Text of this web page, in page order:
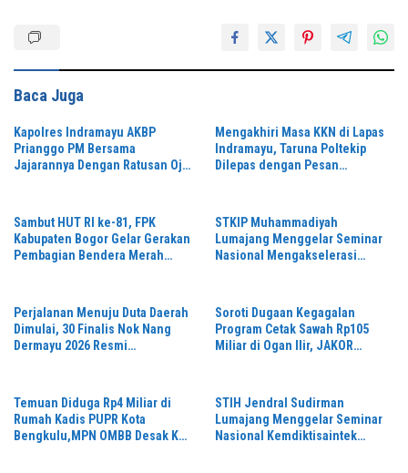
Baca Juga
Kapolres Indramayu AKBP
Prianggo PM Bersama
Jajarannya Dengan Ratusan Ojol
Mengakhiri Masa KKN di Lapas
Indramayu, Taruna Poltekip
Dilepas dengan Pesan
Sambut HUT RI ke-81, FPK
Kabupaten Bogor Gelar Gerakan
Pembagian Bendera Merah
STKIP Muhammadiyah
Lumajang Menggelar Seminar
Nasional Mengakselerasi
Pendidikan Tinggi
Perjalanan Menuju Duta Daerah
Dimulai, 30 Finalis Nok Nang
Dermayu 2026 Resmi
Soroti Dugaan Kegagalan
Program Cetak Sawah Rp105
Miliar di Ogan Ilir, JAKOR
Temuan Diduga Rp4 Miliar di
Rumah Kadis PUPR Kota
Bengkulu,MPN OMBB Desak KPK
STIH Jendral Sudirman
Lumajang Menggelar Seminar
Nasional Kemdiktisaintek